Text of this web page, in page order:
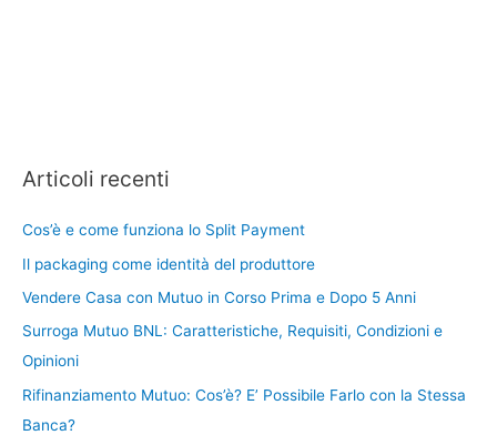
Articoli recenti
Cos’è e come funziona lo Split Payment
Il packaging come identità del produttore
Vendere Casa con Mutuo in Corso Prima e Dopo 5 Anni
Surroga Mutuo BNL: Caratteristiche, Requisiti, Condizioni e
Opinioni
Rifinanziamento Mutuo: Cos’è? E’ Possibile Farlo con la Stessa
Banca?